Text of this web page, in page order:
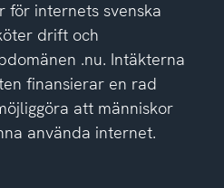
för internets svenska
drift och
.nu. Intäkterna
finansierar en rad
att människor
använda internet.